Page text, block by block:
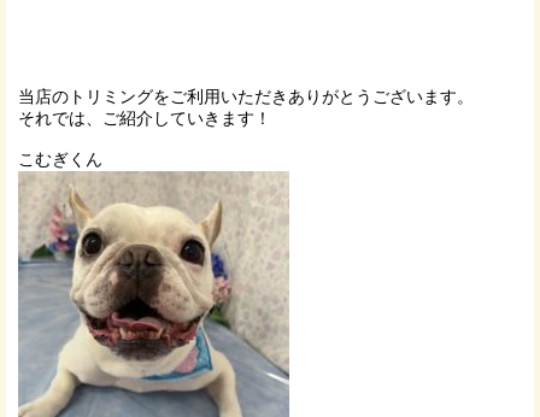
当店のトリミングをご利用いただきありがとうございます。
それでは、ご紹介していきます！
こむぎくん